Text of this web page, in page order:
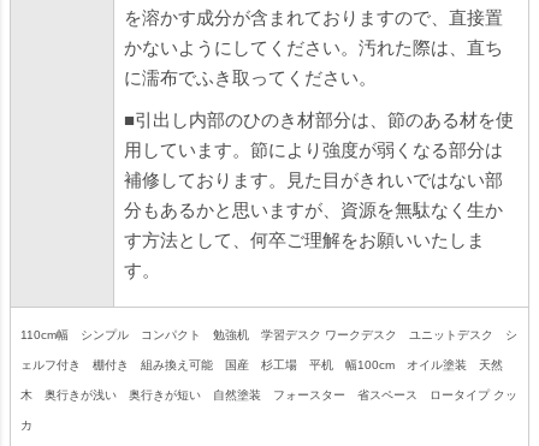
を溶かす成分が含まれておりますので、直接置
かないようにしてください。汚れた際は、直ち
に濡布でふき取ってください。
■引出し内部のひのき材部分は、節のある材を使
用しています。節により強度が弱くなる部分は
補修しております。見た目がきれいではない部
分もあるかと思いますが、資源を無駄なく生か
す方法として、何卒ご理解をお願いいたしま
す。
110cm幅 シンプル コンパクト 勉強机 学習デスク ワークデスク ユニットデスク シ
ェルフ付き 棚付き 組み換え可能 国産 杉工場 平机 幅100cm オイル塗装 天然
木 奥行きが浅い 奥行きが短い 自然塗装 フォースター 省スペース ロータイプ クッ
カ